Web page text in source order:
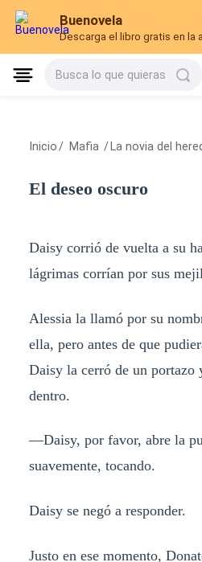
Buenovela
Descarga el libro gratis en la
Busca lo que quieras
Inicio / Mafia / La novia del
El deseo oscuro
Daisy corrió de vuelta a su
lágrimas corrían por sus
Alessia la llamó por su
ella, pero antes de que
Daisy la cerró de un portazo
dentro.
—Daisy, por favor, abre la
suavemente, tocando.
Daisy se negó a responder.
Justo en ese momento,